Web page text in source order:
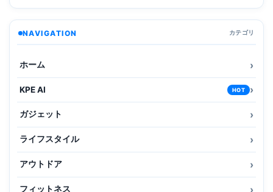
NAVIGATION カテゴリ
ホーム
KPE AI HOT
ガジェット
ライフスタイル
アウトドア
フィットネス